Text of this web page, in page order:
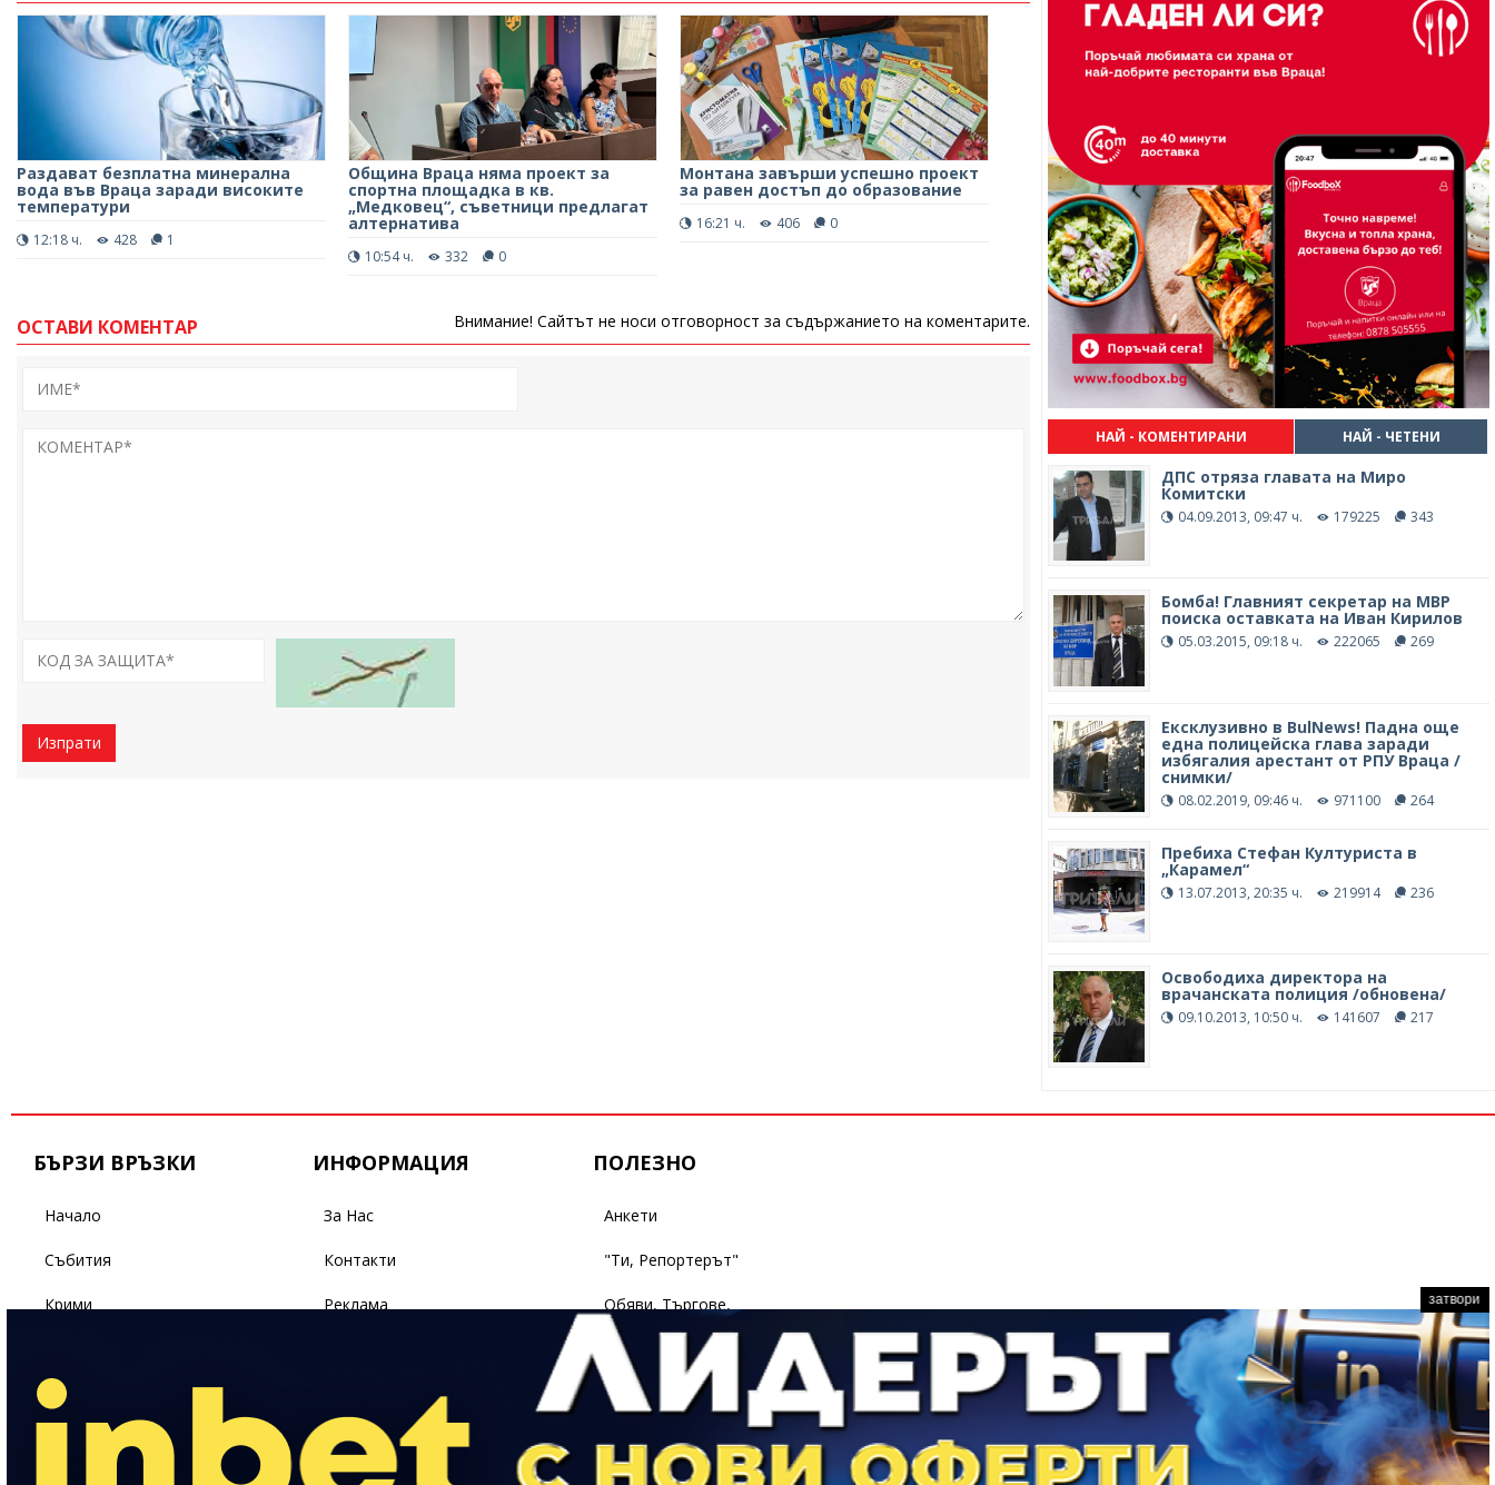
Раздават безплатна минерална
вода във Враца заради високите
температури
12:18 ч. 428 1
Община Враца няма проект за
спортна площадка в кв.
„Медковец“, съветници предлагат
алтернатива
10:54 ч. 332 0
Монтана завърши успешно проект
за равен достъп до образование
16:21 ч. 406 0
ОСТАВИ КОМЕНТАР Внимание! Сайтът не носи отговорност за съдържанието на коментарите.
Изпрати
НАЙ - КОМЕНТИРАНИ НАЙ - ЧЕТЕНИ
ДПС отряза главата на Миро
Комитски
04.09.2013, 09:47 ч. 179225 343
Бомба! Главният секретар на МВР
поиска оставката на Иван Кирилов
05.03.2015, 09:18 ч. 222065 269
Ексклузивно в BulNews! Падна още
една полицейска глава заради
избягалия арестант от РПУ Враца /
снимки/
08.02.2019, 09:46 ч. 971100 264
Пребиха Стефан Културиста в
„Карамел“
13.07.2013, 20:35 ч. 219914 236
Освободиха директора на
врачанската полиция /обновена/
09.10.2013, 10:50 ч. 141607 217
БЪРЗИ ВРЪЗКИ
Начало
Събития
Крими
Политика
ИНФОРМАЦИЯ
За Нас
Контакти
Реклама
Поверителност
ПОЛЕЗНО
Анкети
"Ти, Репортерът"
Обяви, Търгове,
Съобщения
затвори